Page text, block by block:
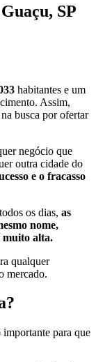
SP
habitantes e um
Assim,
busca por ofertar
negócio que
outra cidade do
e o fracasso
os dias, as
nome,
muito alta.
qualquer
mercado.
importante para que